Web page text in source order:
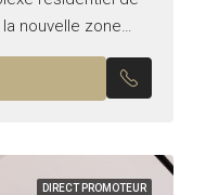
nouvelle zone
DIRECT PROMOTEUR